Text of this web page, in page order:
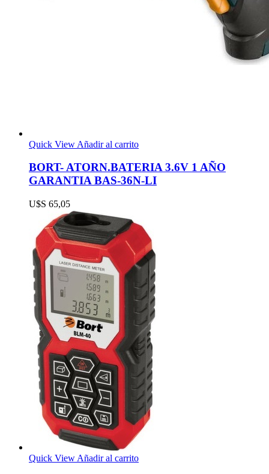
Quick View Añadir al carrito
BORT- ATORN.BATERIA 3.6V 1 AÑO
GARANTIA BAS-36N-LI
U$S 65,05
Quick View Añadir al carrito